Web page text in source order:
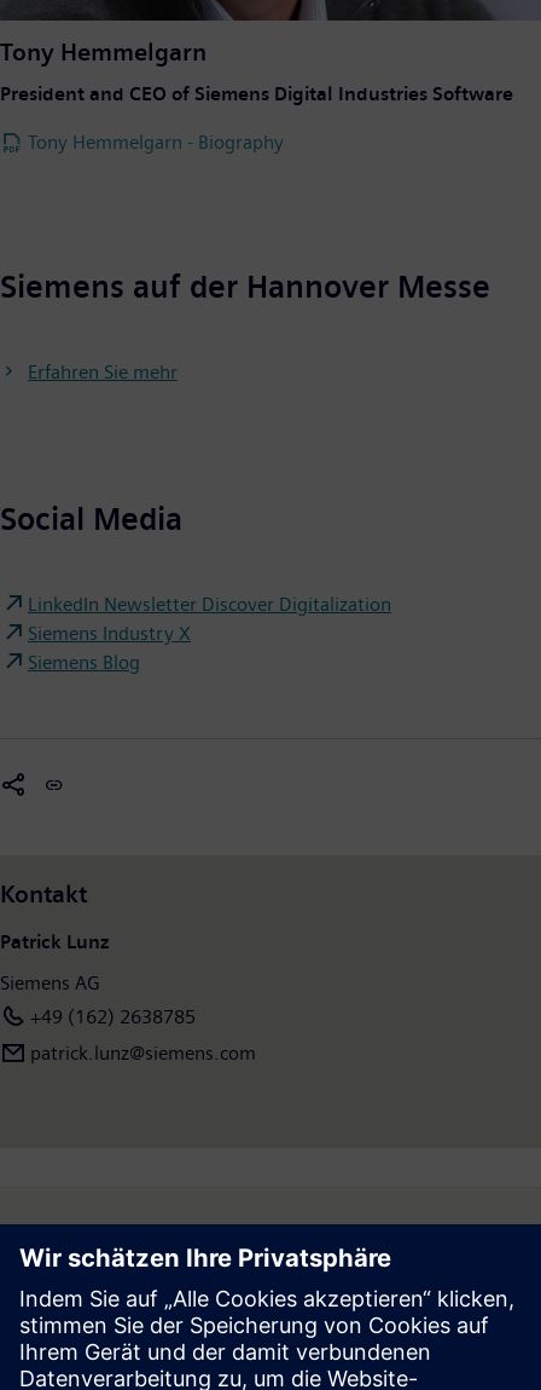
Tony Hemmelgarn
President and CEO of Siemens Digital Industries Software
Tony Hemmelgarn - Biography
Siemens auf der Hannover Messe
Erfahren Sie mehr
Social Media
LinkedIn Newsletter Discover Digitalization
Siemens Industry X
Siemens Blog
Kontakt
Patrick Lunz
Siemens AG
+49 (162) 2638785
patrick.lunz@siemens.com
Follow